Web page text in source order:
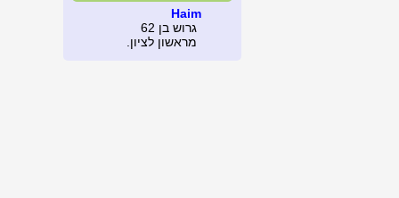
Haim
גרוש בן 62
מראשון לציון.